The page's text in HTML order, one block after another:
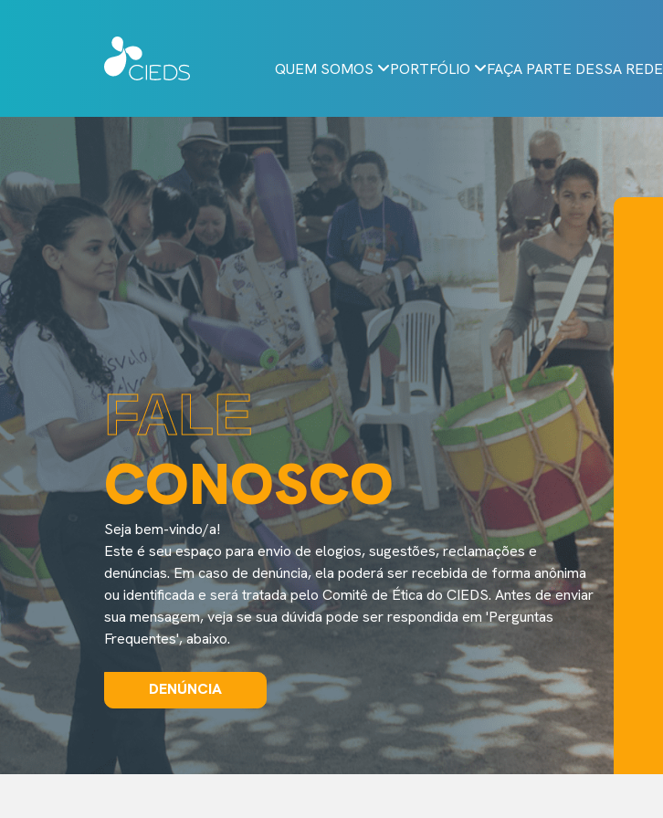
QUEM SOMOS PORTFÓLIO FAÇA PARTE DESSA REDE
FALE
CONOSCO
Seja bem-vindo/a!
Este é seu espaço para envio de elogios, sugestões, reclamações e
denúncias. Em caso de denúncia, ela poderá ser recebida de forma anônima
ou identificada e será tratada pelo Comitê de Ética do CIEDS. Antes de enviar
sua mensagem, veja se sua dúvida pode ser respondida em 'Perguntas
Frequentes', abaixo.
DENÚNCIA